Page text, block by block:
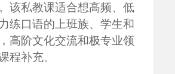
该私教课适合想高频、低
练口语的上班族、学生和
高阶文化交流和极专业领
程补充。